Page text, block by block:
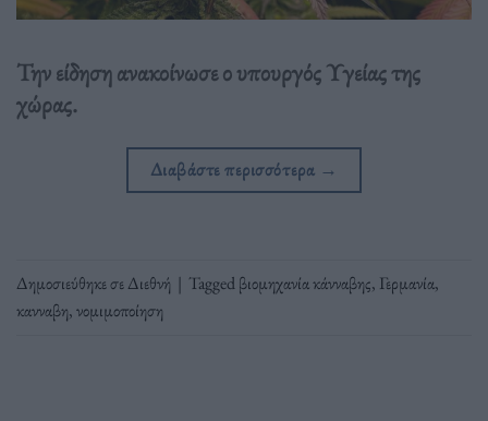
Την είδηση ανακοίνωσε ο υπουργός Υγείας της
χώρας.
Διαβάστε περισσότερα →
Δημοσιεύθηκε σεΔιεθνή | Taggedβιομηχανία κάνναβης, Γερμανία,
κανναβη,νομιμοποίηση